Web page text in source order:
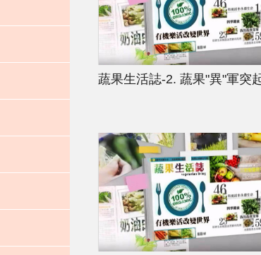
蔬果生活誌-2. 蔬果"異"軍突